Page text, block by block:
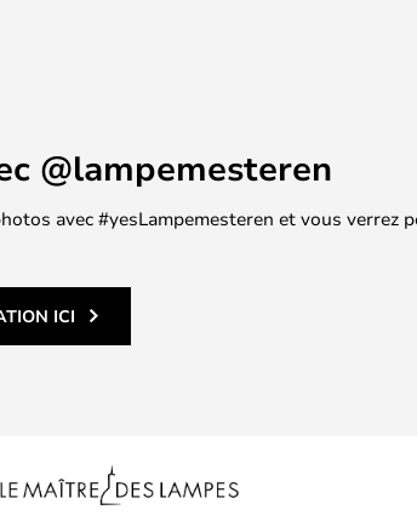
@lampemesteren
avec #yesLampemesteren et vous verrez
ICI